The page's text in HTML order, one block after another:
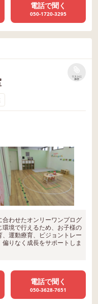
電話で聞く
050-1720-3295
リストに
保存
合わせたオンリーワンプログ
境で行えるため、お子様の
運動療育、ビジョントレー
りなく成長をサポートしま
電話で聞く
050-3628-7651